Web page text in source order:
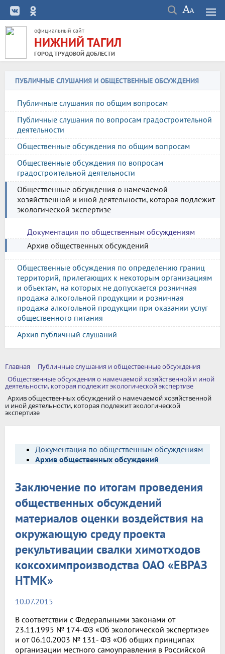
официальный сайт
НИЖНИЙ ТАГИЛ
ГОРОД ТРУДОВОЙ ДОБЛЕСТИ
ПУБЛИЧНЫЕ СЛУШАНИЯ И ОБЩЕСТВЕННЫЕ ОБСУЖДЕНИЯ
Публичные слушания по общим вопросам
Публичные слушания по вопросам градостроительной
деятельности
Общественные обсуждения по общим вопросам
Общественные обсуждения по вопросам
градостроительной деятельности
Общественные обсуждения о намечаемой
хозяйственной и иной деятельности, которая подлежит
экологической экспертизе
Документация по общественным обсуждениям
Архив общественных обсуждений
Общественные обсуждения по определению границ
территорий, прилегающих к некоторым организациям
и объектам, на которых не допускается розничная
продажа алкогольной продукции и розничная
продажа алкогольной продукции при оказании услуг
общественного питания
Архив публичный слушаний
Главная
Публичные слушания и общественные обсуждения
Общественные обсуждения о намечаемой хозяйственной и иной
деятельности, которая подлежит экологической экспертизе
Архив общественных обсуждений о намечаемой хозяйственной
и иной деятельности, которая подлежит экологической
экспертизе
Документация по общественным обсуждениям
Архив общественных обсуждений
Заключение по итогам проведения
общественных обсуждений
материалов оценки воздействия на
окружающую среду проекта
рекультивации свалки химотходов
коксохимпроизводства ОАО «ЕВРАЗ
НТМК»
10.07.2015
В соответствии с Федеральными законами от
23.11.1995 № 174-ФЗ «Об экологической экспертизе»
и от 06.10.2003 № 131- ФЗ «Об общих принципах
организации местного самоуправления в Российской